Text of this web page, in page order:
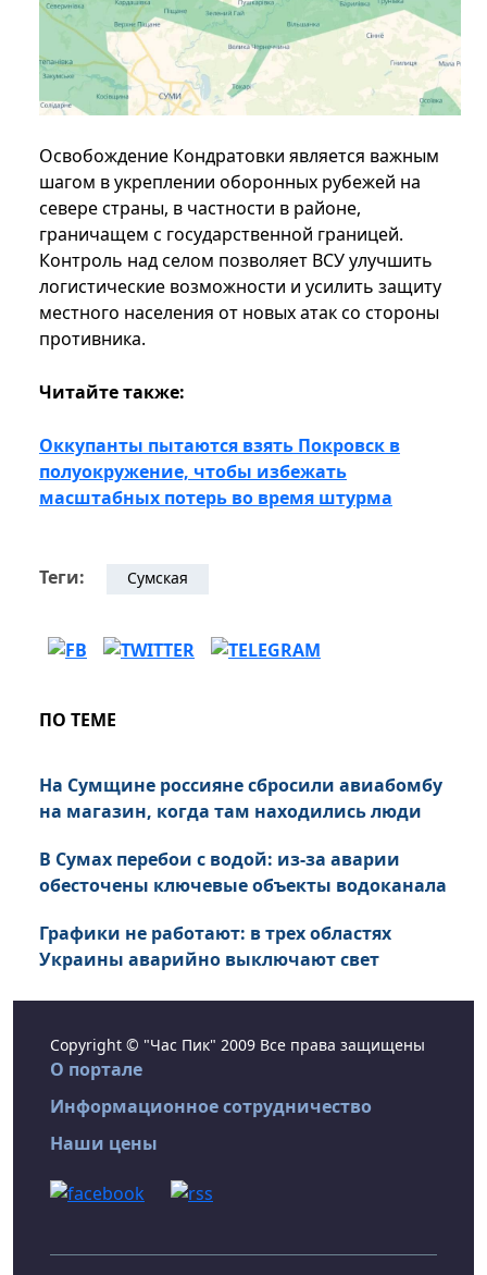
Освобождение Кондратовки является важным
шагом в укреплении оборонных рубежей на
севере страны, в частности в районе,
граничащем с государственной границей.
Контроль над селом позволяет ВСУ улучшить
логистические возможности и усилить защиту
местного населения от новых атак со стороны
противника.
Читайте также:
Оккупанты пытаются взять Покровск в
полуокружение, чтобы избежать
масштабных потерь во время штурма
Теги: Сумская
ПО ТЕМЕ
На Сумщине россияне сбросили авиабомбу
на магазин, когда там находились люди
В Сумах перебои с водой: из-за аварии
обесточены ключевые объекты водоканала
Графики не работают: в трех областях
Украины аварийно выключают свет
Copyright © "Час Пик" 2009 Все права защищены
О портале
Информационное сотрудничество
Наши цены